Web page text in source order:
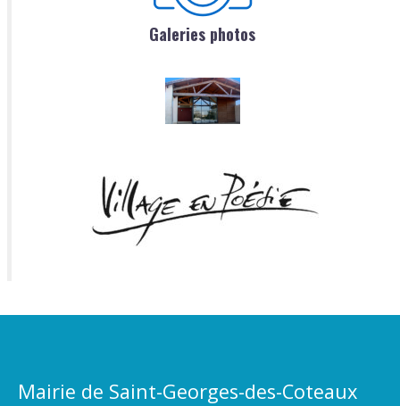
Galeries photos
Mairie de Saint-Georges-des-Coteaux